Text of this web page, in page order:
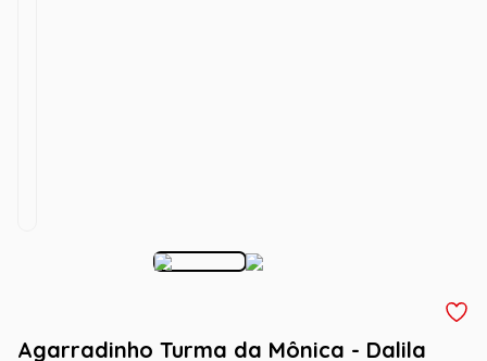
Agarradinho Turma da Mônica - Dalila